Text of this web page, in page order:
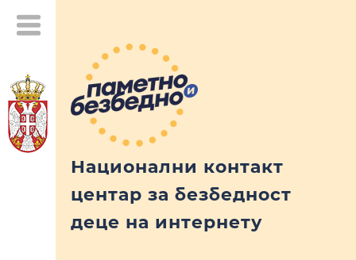
Национални контакт
центар за безбедност
деце на интернету